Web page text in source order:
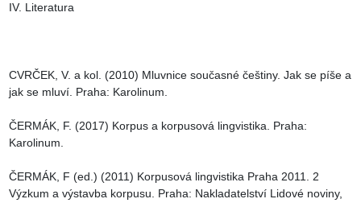
IV. Literatura
CVRČEK, V. a kol. (2010) Mluvnice současné češtiny. Jak se píše a
jak se mluví. Praha: Karolinum.
ČERMÁK, F. (2017) Korpus a korpusová lingvistika. Praha:
Karolinum.
ČERMÁK, F (ed.) (2011) Korpusová lingvistika Praha 2011. 2
Výzkum a výstavba korpusu. Praha: Nakladatelství Lidové noviny,